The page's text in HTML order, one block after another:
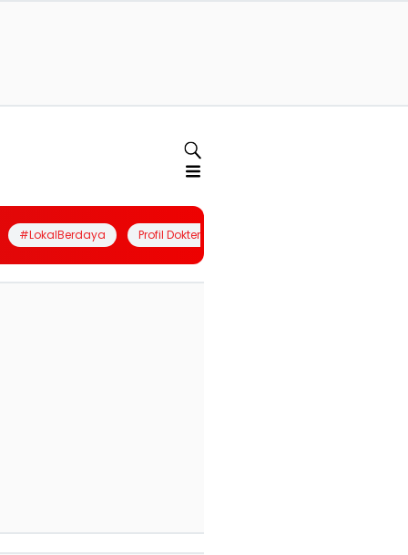
#LokalBerdaya Profil Dokter